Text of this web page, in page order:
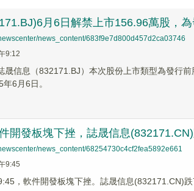
月6日解禁上市156.96萬股，
news_content/683f9e7d800d457d2ca03746
9:12
晟信息（832171.BJ）本次股份上市類型為發行
6月6日。
件開發板塊下挫，誌晟信息
news_content/68254730c4cf2fea5892e661
9:45
，軟件開發板塊下挫。誌晟信息(832171.CN)